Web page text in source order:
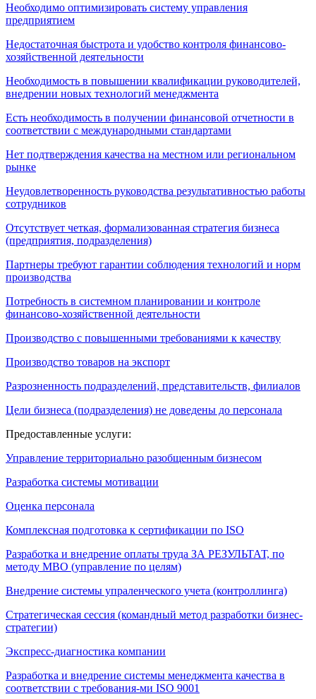
Необходимо оптимизировать систему управления
предприятием
Недостаточная быстрота и удобство контроля финансово-
хозяйственной деятельности
Необходимость в повышении квалификации руководителей,
внедрении новых технологий менеджмента
Есть необходимость в получении финансовой отчетности в
соответствии с международными стандартами
Нет подтверждения качества на местном или региональном
рынке
Неудовлетворенность руководства результативностью работы
сотрудников
Отсутствует четкая, формализованная стратегия бизнеса
(предприятия, подразделения)
Партнеры требуют гарантии соблюдения технологий и норм
производства
Потребность в системном планировании и контроле
финансово-хозяйственной деятельности
Производство с повышенными требованиями к качеству
Производство товаров на экспорт
Разрозненность подразделений, представительств, филиалов
Цели бизнеса (подразделения) не доведены до персонала
Предоставленные услуги:
Управление территориально разобщенным бизнесом
Разработка системы мотивации
Оценка персонала
Комплексная подготовка к сертификации по ISO
Разработка и внедрение оплаты труда ЗА РЕЗУЛЬТАТ, по
методу МВО (управление по целям)
Внедрение системы упраленческого учета (контроллинга)
Стратегическая сессия (командный метод разработки бизнес-
стратегии)
Экспресс-диагностика компании
Разработка и внедрение системы менеджмента качества в
соответствии с требования-ми ISO 9001